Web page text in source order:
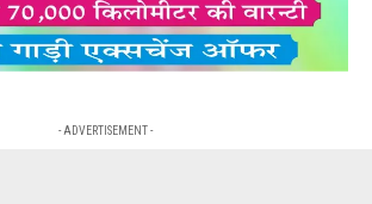
- ADVERTISEMENT -